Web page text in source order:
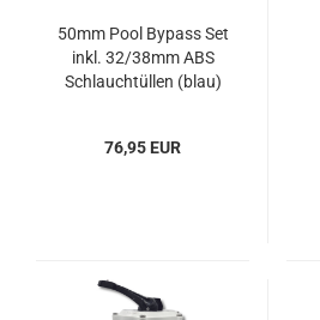
50mm Pool Bypass Set
inkl. 32/38mm ABS
Schlauchtüllen (blau)
76,95 EUR